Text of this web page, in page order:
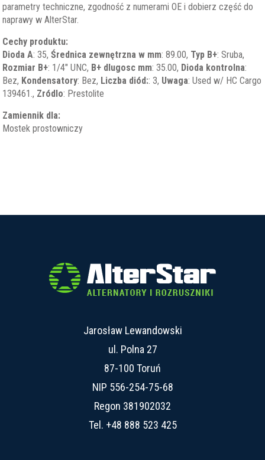
parametry techniczne, zgodność z numerami OE i dobierz część do
naprawy w AlterStar.
Cechy produktu:
Dioda A: 35,Średnica zewnętrzna w mm: 89.00, Typ B+: Sruba,
Rozmiar B+: 1/4" UNC, B+ dlugosc mm: 35.00, Dioda kontrolna:
Bez, Kondensatory: Bez, Liczba diód:: 3, Uwaga: Used w/ HC Cargo
139461., Zródlo: Prestolite
Zamiennik dla:
Mostek prostowniczy
Jarosław Lewandowski
ul. Polna 27
87-100 Toruń
NIP 556-254-75-68
Regon 381902032
Tel. +48 888 523 425